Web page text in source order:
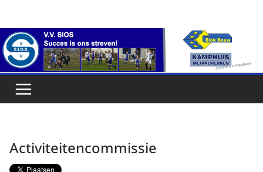
de
inhoud
Activiteitencommissie